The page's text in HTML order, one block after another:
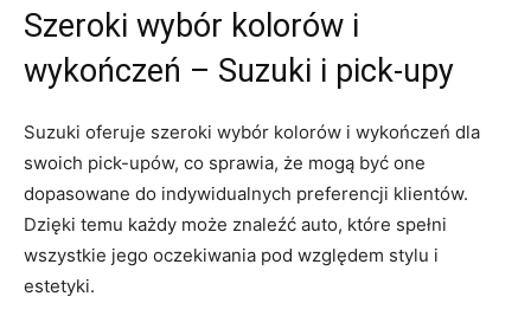
Szeroki⁢ wybór kolorów i
wykończeń – Suzuki i ⁣pick-upy
Suzuki oferuje szeroki⁢ wybór kolorów i wykończeń⁤ dla
swoich pick-upów, co sprawia, że mogą być ‌one
dopasowane do indywidualnych preferencji klientów.‍
Dzięki temu każdy może znaleźć auto, które spełni
wszystkie jego oczekiwania pod względem stylu i
estetyki.